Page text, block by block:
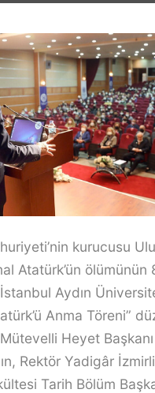
kurucusu
Atatürk’ün ölümünün
Aydın
Anma Töreni”
Heyet
Rektör Yadigâr
Tarih Bölüm